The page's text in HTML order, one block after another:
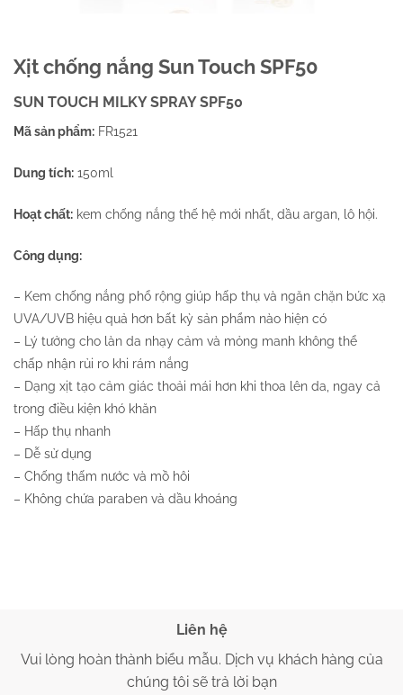
Xịt chống nắng Sun Touch SPF50
SUN TOUCH MILKY SPRAY SPF50
Mã sản phẩm: FR1521
Dung tích: 150ml
Hoạt chất: kem chống nắng thế hệ mới nhất, dầu argan, lô hội.
Công dụng:
– Kem chống nắng phổ rộng giúp hấp thụ và ngăn chặn bức xạ
UVA/UVB hiệu quả hơn bất kỳ sản phẩm nào hiện có
– Lý tưởng cho làn da nhạy cảm và mỏng manh không thể
chấp nhận rủi ro khi rám nắng
– Dạng xịt tạo cảm giác thoải mái hơn khi thoa lên da, ngay cả
trong điều kiện khó khăn
– Hấp thụ nhanh
– Dễ sử dụng
– Chống thấm nước và mồ hôi
– Không chứa paraben và dầu khoáng
Liên hệ
Vui lòng hoàn thành biểu mẫu. Dịch vụ khách hàng của
chúng tôi sẽ trả lời bạn